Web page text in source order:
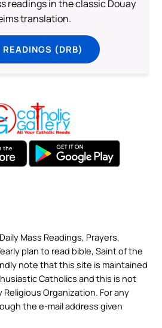
readings in the classic Douay
translation.
READINGS (DRB)
Mass Readings, Prayers,
plan to read bible, Saint of the
note that this site is maintained
Catholics and this is not
Religious Organization. For any
the e-mail address given